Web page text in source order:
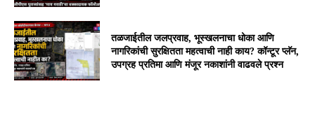
तळजाईतील जलप्रवाह, भूस्खलनाचा धोका आणि
नागरिकांची सुरक्षितता महत्वाची नाही काय? कॉन्टूर प्लॅन,
उपग्रह प्रतिमा आणि मंजूर नकाशांनी वाढवले प्रश्न